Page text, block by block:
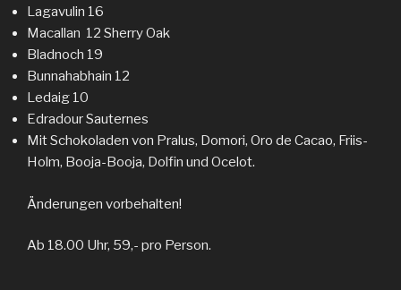
Lagavulin 16
Macallan 12 Sherry Oak
Bladnoch 19
Bunnahabhain 12
Ledaig 10
Edradour Sauternes
Mit Schokoladen von Pralus, Domori, Oro de Cacao, Friis-
Holm, Booja-Booja, Dolfin und Ocelot.
Änderungen vorbehalten!
Ab 18.00 Uhr, 59,- pro Person.